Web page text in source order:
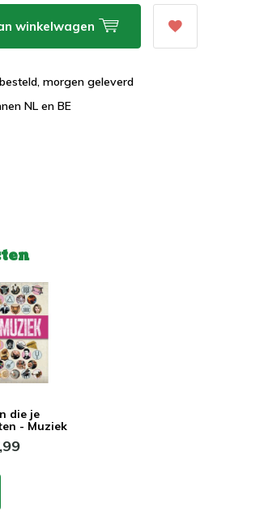
winkelwagen
morgen geleverd
NL en BE
die je
- Muziek